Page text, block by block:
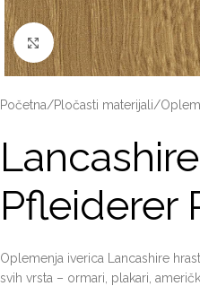
Click to enlarge
Početna/Pločasti materijali/
Pfleiderer
Oplemenja iverica Lancashire
svih vrsta – ormari, plakari,